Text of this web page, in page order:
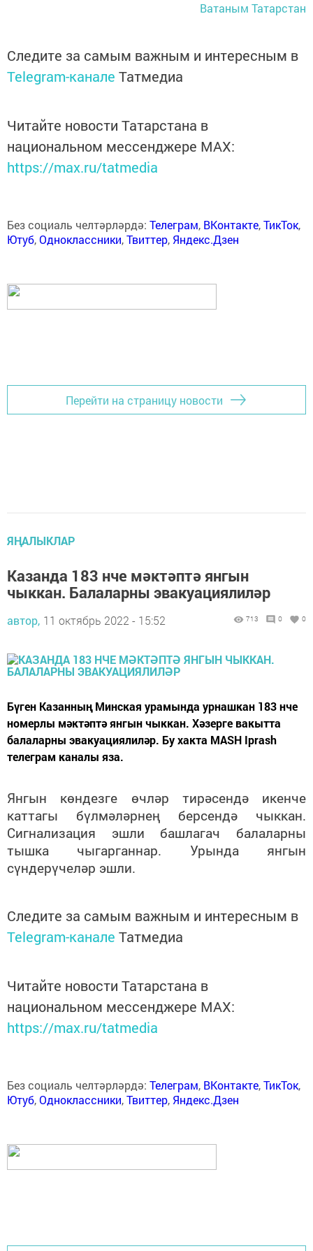
Ватаным Татарстан
Следите за самым важным и интересным в
Telegram-канале Татмедиа
Читайте новости Татарстана в
национальном мессенджере MАХ:
https://max.ru/tatmedia
Без социаль челтәрләрдә: Телеграм, ВКонтакте,ТикТок,
Ютуб,Одноклассники,Твиттер, Яндекс.Дзен
Перейти на страницу новости
ЯҢАЛЫКЛАР
Казанда 183 нче мәктәптә янгын
чыккан. Балаларны эвакуациялиләр
автор, 11 октябрь 2022 - 15:52 713 0 0
Бүген Казанның Минская урамында урнашкан 183 нче
номерлы мәктәптә янгын чыккан. Хәзерге вакытта
балаларны эвакуациялиләр. Бу хакта MASH Iprash
телеграм каналы яза.
Янгын көндезге өчләр тирәсендә икенче
каттагы бүлмәләрнең берсендә чыккан.
Сигнализация эшли башлагач балаларны
тышка чыгарганнар. Урында янгын
сүндерүчеләр эшли.
Следите за самым важным и интересным в
Telegram-канале Татмедиа
Читайте новости Татарстана в
национальном мессенджере MАХ:
https://max.ru/tatmedia
Без социаль челтәрләрдә: Телеграм, ВКонтакте,ТикТок,
Ютуб,Одноклассники,Твиттер, Яндекс.Дзен